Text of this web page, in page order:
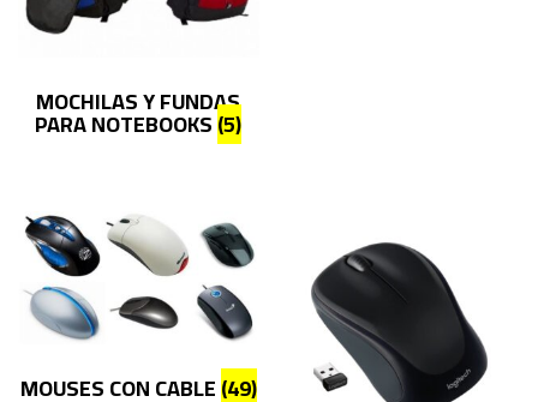
MOCHILAS Y FUNDAS
PARA NOTEBOOKS(5)
MOUSES CON CABLE(49)